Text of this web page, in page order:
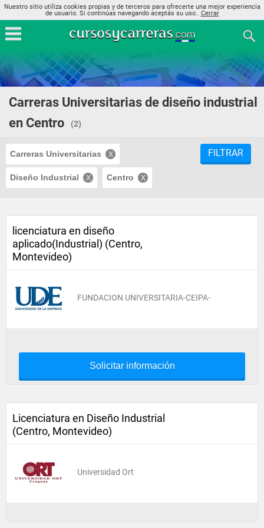
Nuestro sitio utiliza cookies propias y de terceros para ofrecerte una mejor experiencia
de usuario. Si continúas navegando aceptás su uso.. Cerrar
Carreras Universitarias de diseño industrial
en Centro
(2)
Carreras Universitarias
Diseño Industrial Centro
FILTRAR
licenciatura en diseño
aplicado(Industrial) (Centro,
Montevideo)
FUNDACION UNIVERSITARIA-CEIPA-
Solicitar información
Licenciatura en Diseño Industrial
(Centro, Montevideo)
Universidad Ort